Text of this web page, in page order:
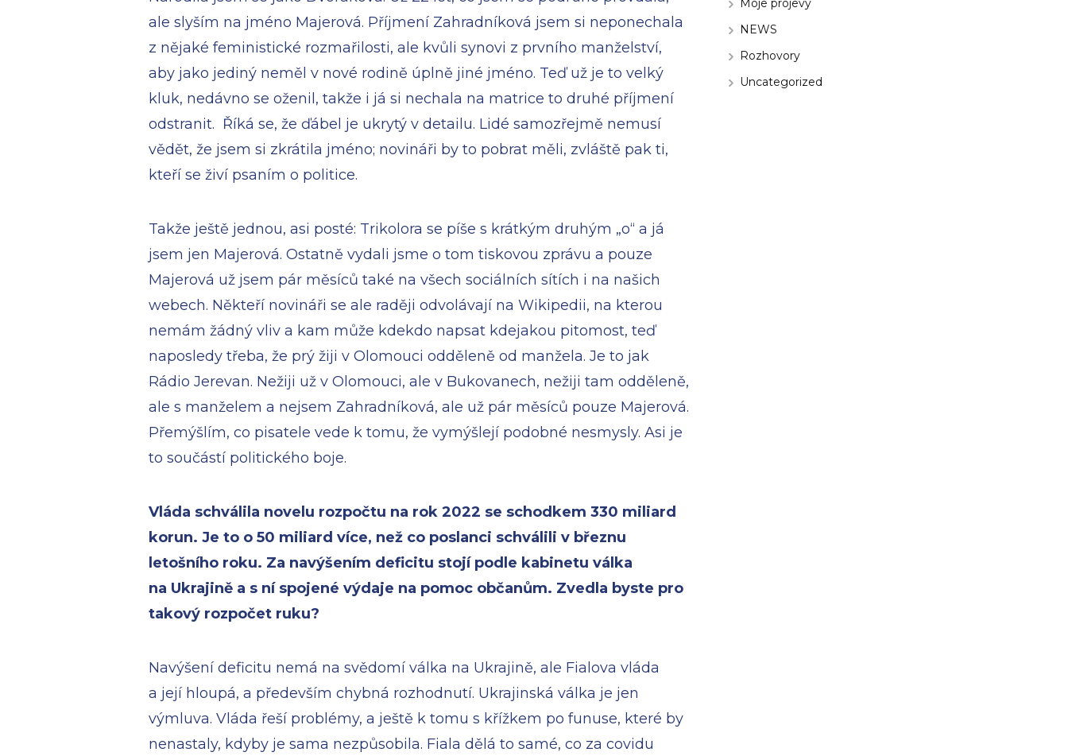
ale slyším na jméno Majerová. Příjmení Zahradníková jsem si neponechala
z nějaké feministické rozmařilosti, ale kvůli synovi z prvního manželství,
aby jako jediný neměl v nové rodině úplně jiné jméno. Teď už je to velký
kluk, nedávno se oženil, takže i já si nechala na matrice to druhé příjmení
odstranit. Říká se, že ďábel je ukrytý v detailu. Lidé samozřejmě nemusí
vědět, že jsem si zkrátila jméno; novináři by to pobrat měli, zvláště pak ti,
kteří se živí psaním o politice.
Takže ještě jednou, asi posté: Trikolora se píše s krátkým druhým „o“ a já
jsem jen Majerová. Ostatně vydali jsme o tom tiskovou zprávu a pouze
Majerová už jsem pár měsíců také na všech sociálních sítích i na našich
webech. Někteří novináři se ale raději odvolávají na Wikipedii, na kterou
nemám žádný vliv a kam může kdekdo napsat kdejakou pitomost, teď
naposledy třeba, že prý žiji v Olomouci odděleně od manžela. Je to jak
Rádio Jerevan. Nežiji už v Olomouci, ale v Bukovanech, nežiji tam odděleně,
ale s manželem a nejsem Zahradníková, ale už pár měsíců pouze Majerová.
Přemýšlím, co pisatele vede k tomu, že vymýšlejí podobné nesmysly. Asi je
to součástí politického boje.
Vláda schválila novelu rozpočtu na rok 2022 se schodkem 330 miliard
korun. Je to o 50 miliard více, než co poslanci schválili v březnu
letošního roku. Za navýšením deficitu stojí podle kabinetu válka
na Ukrajině a s ní spojené výdaje na pomoc občanům. Zvedla byste pro
takový rozpočet ruku?
Navýšení deficitu nemá na svědomí válka na Ukrajině, ale Fialova vláda
a její hloupá, a především chybná rozhodnutí. Ukrajinská válka je jen
výmluva. Vláda řeší problémy, a ještě k tomu s křížkem po funuse, které by
nenastaly, kdyby je sama nezpůsobila. Fiala dělá to samé, co za covidu
Moje projevy
NEWS
Rozhovory
Uncategorized